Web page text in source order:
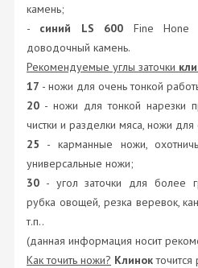
камень;
- синий LS 600 Fine Hone
доводочный камень.
Рекомендуемые углы заточки
17 - ножи для очень тонкой
20 - ножи для тонкой нарезки
чистки и разделки мяса, ножи
25 - карманные ножи,
универсальные ножи;
30 - угол заточки для более
рубка овощей, резка веревок,
т.п..
(данная информация носит
Как точить ножи? Клинок